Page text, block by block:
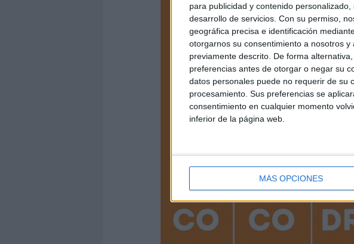
para publicidad y contenido
desarrollo de servicios. Con su permiso,
geográfica precisa e identificación
otorgarnos su consentimiento a nosotros
previamente descrito. De forma
preferencias antes de otorgar o negar su
datos personales puede no requerir de su
procesamiento. Sus preferencias se
consentimiento en cualquier momento
inferior de la página web.
MÁS OPCIONES